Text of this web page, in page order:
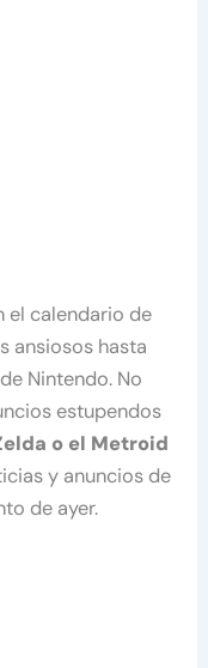
el calendario de
ansiosos hasta
Nintendo. No
estupendos
o el Metroid
y anuncios de
de ayer.